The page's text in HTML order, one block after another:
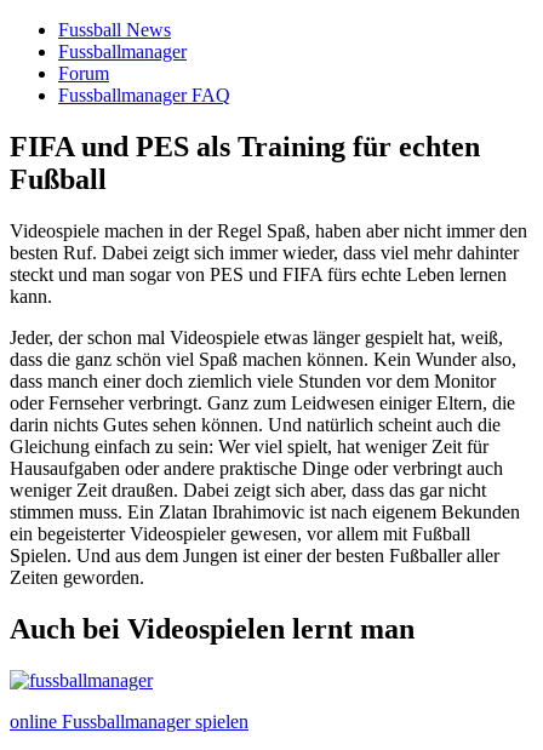
Fussball News
Fussballmanager
Forum
Fussballmanager FAQ
FIFA und PES als Training für echten
Fußball
Videospiele machen in der Regel Spaß, haben aber nicht immer den
besten Ruf. Dabei zeigt sich immer wieder, dass viel mehr dahinter
steckt und man sogar von PES und FIFA fürs echte Leben lernen
kann.
Jeder, der schon mal Videospiele etwas länger gespielt hat, weiß,
dass die ganz schön viel Spaß machen können. Kein Wunder also,
dass manch einer doch ziemlich viele Stunden vor dem Monitor
oder Fernseher verbringt. Ganz zum Leidwesen einiger Eltern, die
darin nichts Gutes sehen können. Und natürlich scheint auch die
Gleichung einfach zu sein: Wer viel spielt, hat weniger Zeit für
Hausaufgaben oder andere praktische Dinge oder verbringt auch
weniger Zeit draußen. Dabei zeigt sich aber, dass das gar nicht
stimmen muss. Ein Zlatan Ibrahimovic ist nach eigenem Bekunden
ein begeisterter Videospieler gewesen, vor allem mit Fußball
Spielen. Und aus dem Jungen ist einer der besten Fußballer aller
Zeiten geworden.
Auch bei Videospielen lernt man
online Fussballmanager spielen